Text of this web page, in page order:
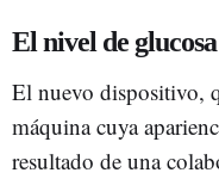
El nivel de
El nuevo dispositivo,
máquina cuya
resultado de una